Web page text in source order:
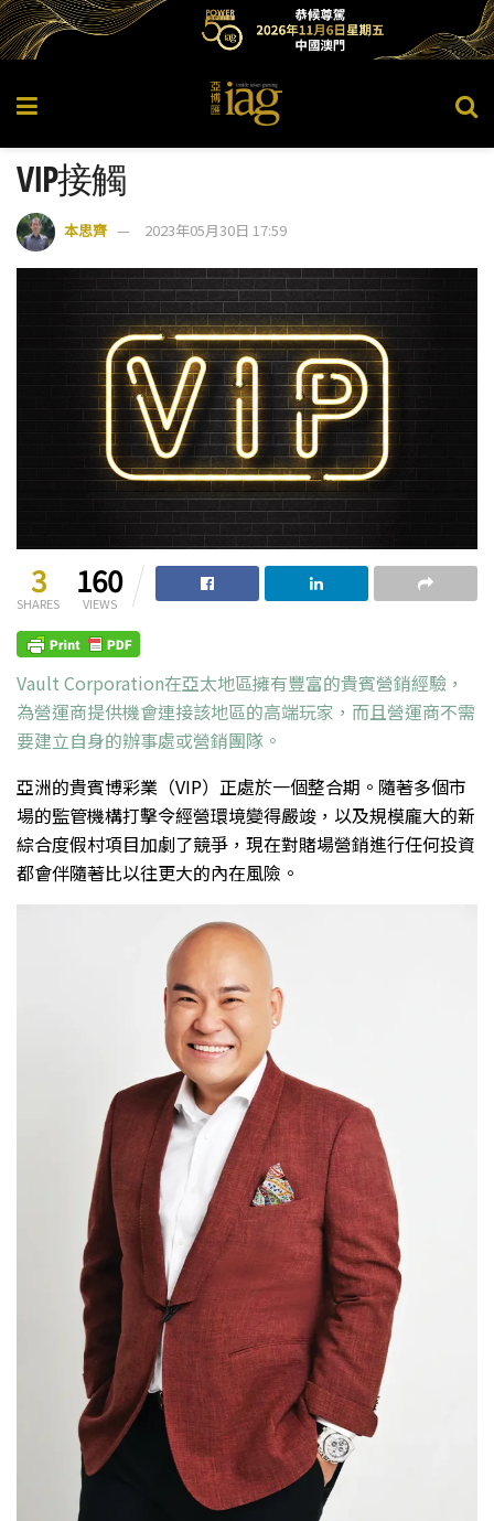
VIP接觸
本思齊 2023年05月30日 17:59
3
SHARES
160
VIEWS
Vault Corporation在亞太地區擁有豐富的貴賓營銷經驗，
為營運商提供機會連接該地區的高端玩家，而且營運商不需
要建立自身的辦事處或營銷團隊。
亞洲的貴賓博彩業（VIP）正處於一個整合期。隨著多個市
場的監管機構打擊令經營環境變得嚴竣，以及規模龐大的新
綜合度假村項目加劇了競爭，現在對賭場營銷進行任何投資
都會伴隨著比以往更大的內在風險。